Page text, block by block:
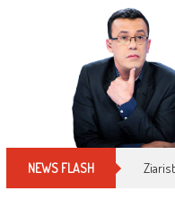
NEWS FLASH